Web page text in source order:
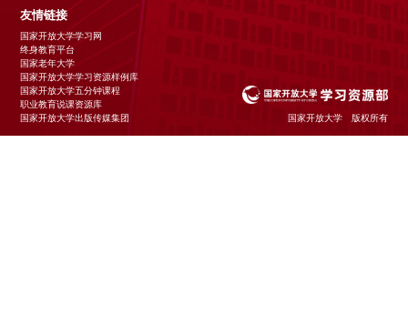
友情链接
国家开放大学学习网
终身教育平台
国家老年大学
国家开放大学学习资源样例库
国家开放大学五分钟课程
职业教育说课资源库
国家开放大学出版传媒集团
国家开放大学 版权所有